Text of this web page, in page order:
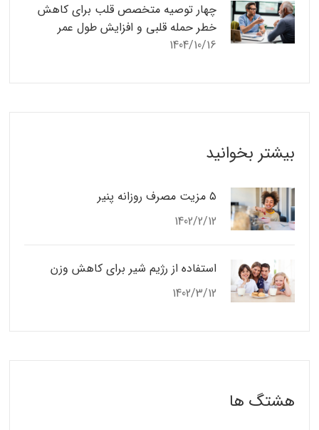
چهار توصیه متخصص قلب برای کاهش
خطر حمله قلبی و افزایش طول عمر
1404/10/16
بیشتر بخوانید
۵ مزیت مصرف روزانه پنیر
1402/2/12
استفاده از رژیم شیر برای کاهش وزن
1402/3/12
هشتگ ها